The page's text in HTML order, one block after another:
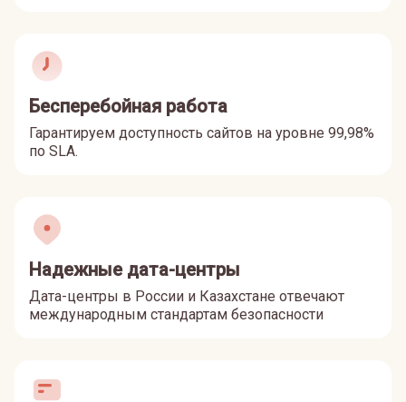
Бесперебойная работа
Гарантируем доступность сайтов на уровне 99,98%
по SLA.
Надежные дата-центры
Дата-центры в России и Казахстане отвечают
международным стандартам безопасности